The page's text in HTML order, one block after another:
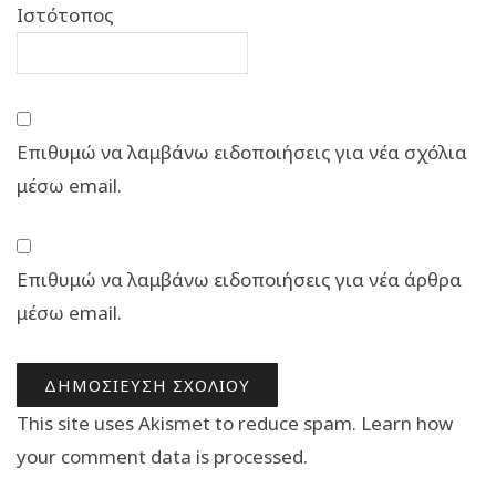
Ιστότοπος
Επιθυμώ να λαμβάνω ειδοποιήσεις για νέα σχόλια
μέσω email.
Επιθυμώ να λαμβάνω ειδοποιήσεις για νέα άρθρα
μέσω email.
This site uses Akismet to reduce spam. Learn how
your comment data is processed.